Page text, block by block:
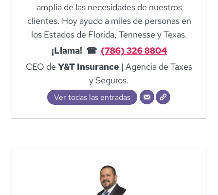
amplia de las necesidades de nuestros
clientes. Hoy ayudo a miles de personas en
los Estados de Florida, Tennesse y Texas.
¡Llama! ☎ (786) 326 8804
CEO de Y&T Insurance | Agencia de Taxes
y Seguros.
Ver todas las entradas